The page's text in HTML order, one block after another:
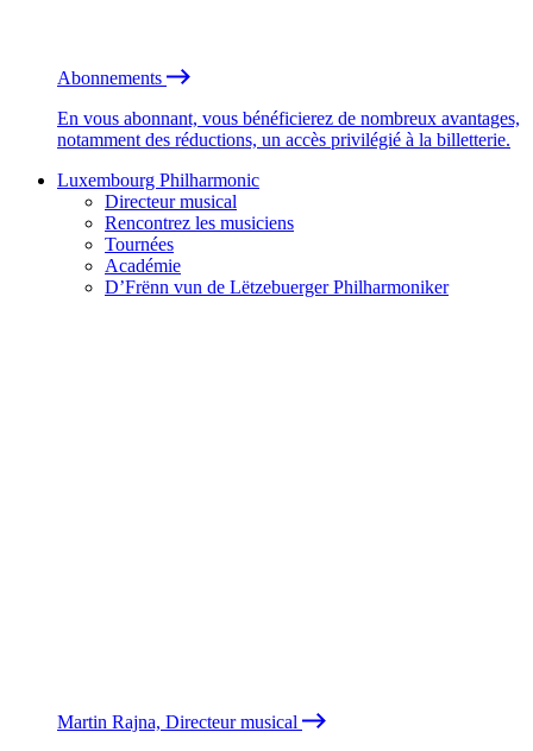
Abonnements
En vous abonnant, vous bénéficierez de nombreux avantages,
notamment des réductions, un accès privilégié à la billetterie.
Luxembourg Philharmonic
Directeur musical
Rencontrez les musiciens
Tournées
Académie
D’Frënn vun de Lëtzebuerger Philharmoniker
Martin Rajna, Directeur musical